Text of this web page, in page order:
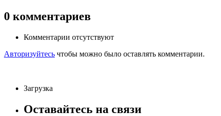
0 комментариев
Комментарии отсутствуют
Авторизуйтесь чтобы можно было оставлять комментарии.
Загрузка
Оставайтесь на связи